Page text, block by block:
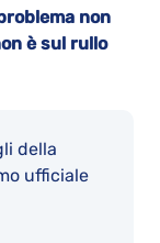
non
è sul rullo
della
ufficiale